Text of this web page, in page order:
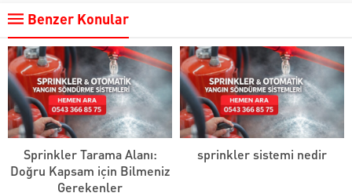
Benzer Konular
Sprinkler Tarama Alanı:
Doğru Kapsam için Bilmeniz
Gerekenler
sprinkler sistemi nedir